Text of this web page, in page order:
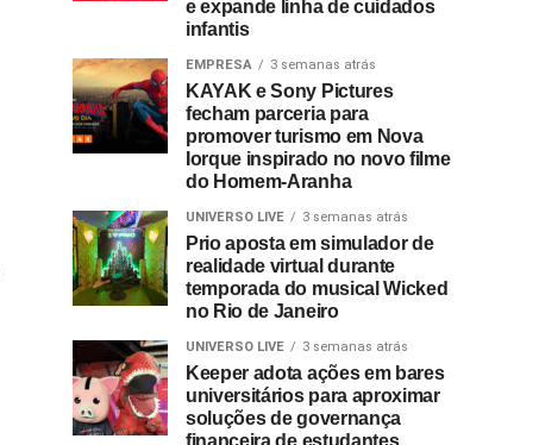
e expande linha de cuidados
infantis
EMPRESA 3 semanas atrás
KAYAK e Sony Pictures
fecham parceria para
promover turismo em Nova
Iorque inspirado no novo filme
do Homem-Aranha
UNIVERSO LIVE 3 semanas atrás
Prio aposta em simulador de
realidade virtual durante
temporada do musical Wicked
no Rio de Janeiro
UNIVERSO LIVE 3 semanas atrás
Keeper adota ações em bares
universitários para aproximar
soluções de governança
financeira de estudantes